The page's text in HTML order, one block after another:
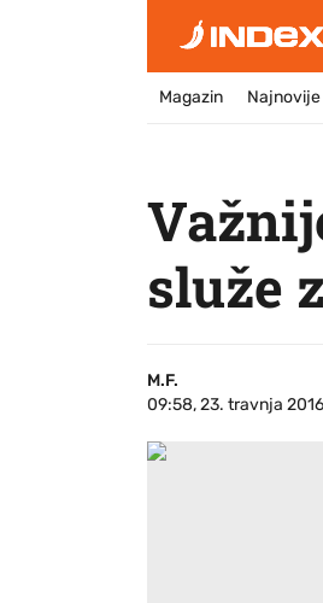
Magazin Najnovije
služe
M.F.
09:58, 23. travnja